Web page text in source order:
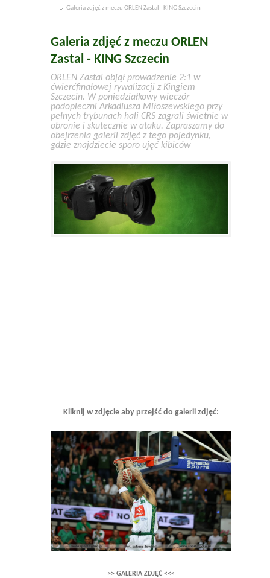
Galeria zdjęć z meczu ORLEN Zastal - KING Szczecin
Galeria zdjęć z meczu ORLEN
Zastal - KING Szczecin
ORLEN Zastal objął prowadzenie 2:1 w
ćwierćfinałowej rywalizacji z Kingiem
Szczecin. W poniedziałkowy wieczór
podopieczni Arkadiusza Miłoszewskiego przy
pełnych trybunach hali CRS zagrali świetnie w
obronie i skutecznie w ataku. Zapraszamy do
obejrzenia galerii zdjęć z tego pojedynku,
gdzie znajdziecie sporo ujęć kibiców
Kliknij w zdjęcie aby przejść do galerii zdjęć:
>> GALERIA ZDJĘĆ <<<